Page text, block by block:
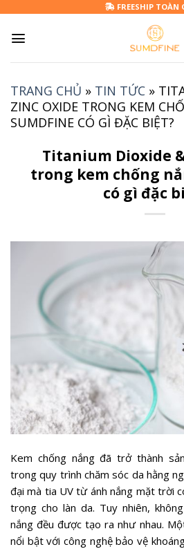
content
FREESHIP TOÀN
TRANG CHỦ » TIN TỨC »
ZINC OXIDE TRONG KEM
SUMDFINE CÓ GÌ ĐẶC BIỆT?
Titanium Dioxide
trong kem chống
có gì đặc
Kem chống nắng đã trở thành
trong quy trình chăm sóc da hằng
đại mà tia UV từ ánh nắng mặt trời
trọng cho làn da. Tuy nhiên,
nắng đều được tạo ra như nhau.
nổi bật với công nghệ bảo vệ